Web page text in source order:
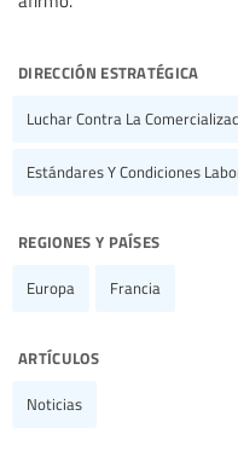
dirección estratégica
Luchar Contra La
Estándares Y Condiciones
regiones y países
Europa Francia
artículos
Noticias